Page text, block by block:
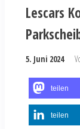
Lescars
5. Juni 2024
teilen
teilen